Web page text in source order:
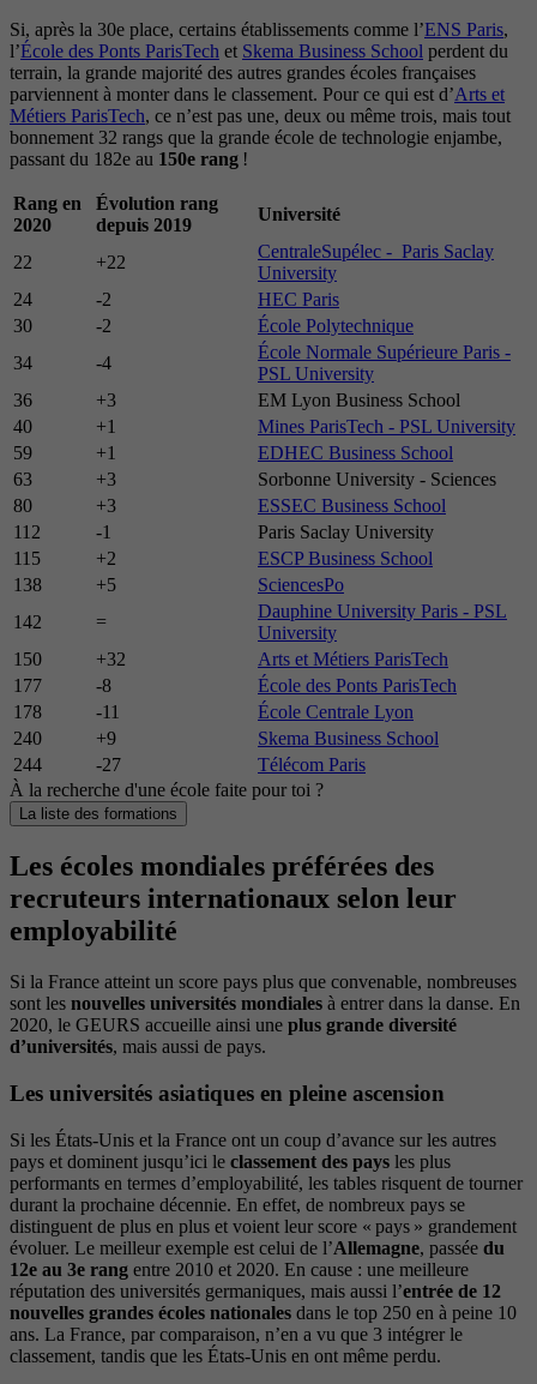
Si, après la 30e place, certains établissements comme l’ENS Paris,
l’École des Ponts ParisTech et Skema Business School perdent du
terrain, la grande majorité des autres grandes écoles françaises
parviennent à monter dans le classement. Pour ce qui est d’Arts et
Métiers ParisTech, ce n’est pas une, deux ou même trois, mais tout
bonnement 32 rangs que la grande école de technologie enjambe,
passant du 182e au 150e rang !
Rang en
2020
Évolution rang
depuis 2019
Université
22 +22
CentraleSupélec - Paris Saclay
University
24
-2
HEC Paris
30
-2
École Polytechnique
34
-4
École Normale Supérieure Paris -
PSL University
36
+3
EM Lyon Business School
40
+1
Mines ParisTech - PSL University
59
+1
EDHEC Business School
63
+3
Sorbonne University - Sciences
80
+3
ESSEC Business School
112
-1
Paris Saclay University
115
+2
ESCP Business School
138
+5
SciencesPo
142
=
Dauphine University Paris - PSL
University
150
+32
Arts et Métiers ParisTech
177
-8
École des Ponts ParisTech
178
-11
École Centrale Lyon
240
+9
Skema Business School
244
-27
Télécom Paris
À la recherche d'une école faite pour toi ?
La liste des formations
Les écoles mondiales préférées des
recruteurs internationaux selon leur
employabilité
Si la France atteint un score pays plus que convenable, nombreuses
sont les nouvelles universités mondiales à entrer dans la danse. En
2020, le GEURS accueille ainsi une plus grande diversité
d’universités, mais aussi de pays.
Les universités asiatiques en pleine ascension
Si les États-Unis et la France ont un coup d’avance sur les autres
pays et dominent jusqu’ici le classement des pays les plus
performants en termes d’employabilité, les tables risquent de tourner
durant la prochaine décennie. En effet, de nombreux pays se
distinguent de plus en plus et voient leur score « pays » grandement
évoluer. Le meilleur exemple est celui de l’Allemagne, passée du
12e au 3e rang entre 2010 et 2020. En cause : une meilleure
réputation des universités germaniques, mais aussi l’entrée de 12
nouvelles grandes écoles nationales dans le top 250 en à peine 10
ans. La France, par comparaison, n’en a vu que 3 intégrer le
classement, tandis que les États-Unis en ont même perdu.